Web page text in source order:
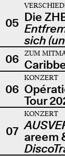
05 Die
sich
06
ZUM
06
KONZERT
Tour
07
KONZERT
areem